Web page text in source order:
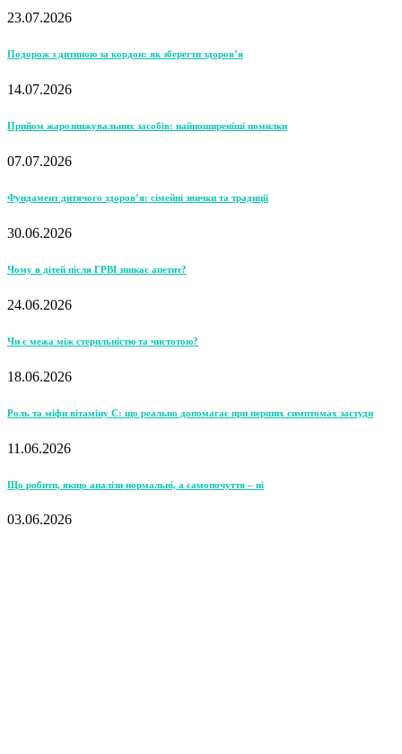
23.07.2026
Подорож з дитиною за кордон: як зберегти здоров’я
14.07.2026
Прийом жарознижувальних засобів: найпоширеніші помилки
07.07.2026
Фундамент дитячого здоров’я: сімейні звички та традиції
30.06.2026
Чому в дітей після ГРВІ зникає апетит?
24.06.2026
Чи є межа між стерильністю та чистотою?
18.06.2026
Роль та міфи вітаміну С: що реально допомагає при перших симптомах застуди
11.06.2026
Що робити, якщо аналізи нормальні, а самопочуття – ні
03.06.2026